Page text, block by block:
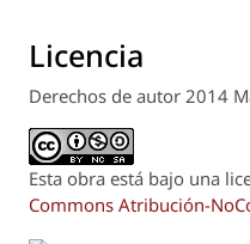
Licencia
Derechos de autor 2014
Esta obra está bajo una
Commons Atribución-